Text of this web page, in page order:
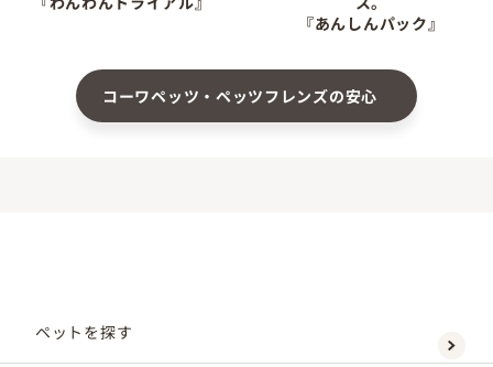
『あんしんパック』
コーワペッツ・ペッツフレンズの安心
ペットを探す